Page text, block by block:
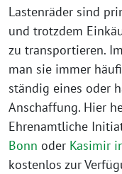
Lastenräder sind
und trotzdem
zu transportieren.
man sie immer
ständig eines oder
Anschaffung. Hier
Ehrenamtliche
Bonn oder Kasimir
kostenlos zur